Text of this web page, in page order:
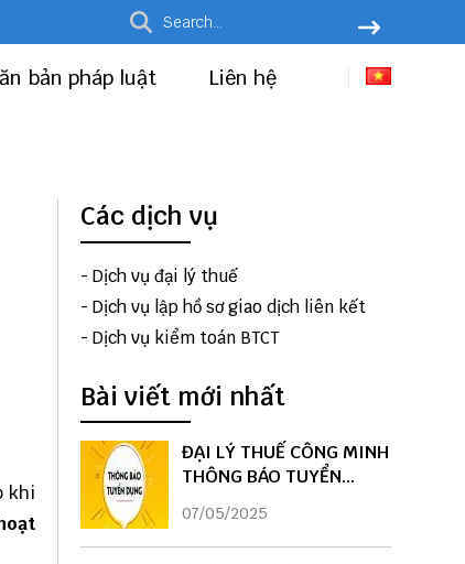
bản pháp luật Liên hệ
khi
ạt
Các dịch vụ
- Dịch vụ đại lý thuế
- Dịch vụ lập hồ sơ giao dịch liên kết
- Dịch vụ kiểm toán BTCT
Bài viết mới nhất
ĐẠI LÝ THUẾ CÔNG MINH
THÔNG BÁO TUYỂN
DỤNG
07/05/2025